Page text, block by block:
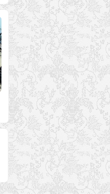
面PE进不去
功